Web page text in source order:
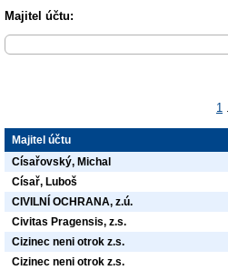
Majitel účtu:
1
Majitel účtu
Císařovský, Michal
Císař, Luboš
CIVILNÍ OCHRANA, z.ú.
Civitas Pragensis, z.s.
Cizinec neni otrok z.s.
Cizinec neni otrok z.s.